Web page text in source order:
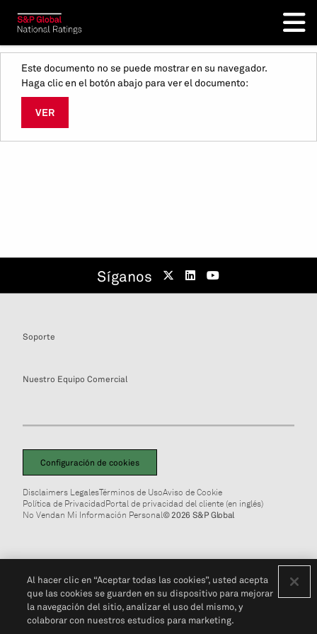
Este documento no se puede mostrar en su navegador.
Haga clic en el botón abajo para ver el documento:
VER
Síganos
Soporte
Nuestro Equipo Comercial
Configuración de cookies
Disclaimers LegalesTérminos de UsoAviso de Cookie
Política de PrivacidadPortal de privacidad del cliente (en inglés)
No Vendan Mi Información Personal© 2026 S&P Global
Al hacer clic en “Aceptar todas las cookies”, usted acepta
que las cookies se guarden en su dispositivo para mejorar
la navegación del sitio, analizar el uso del mismo, y
colaborar con nuestros estudios para marketing.